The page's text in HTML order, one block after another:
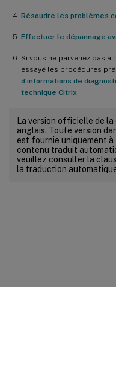
Résoudre les problèmes
Effectuer le dépannage
Si vous ne parvenez pas
essayé les procédures
d’informations de
technique Citrix
La version officielle de
anglais. Toute version
est fournie uniquement
contenu traduit
veuillez consulter la
la traduction